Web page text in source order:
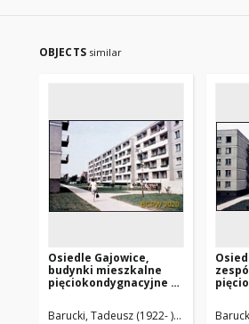
OBJECTS similar
Osiedle Gajowice,
budynki mieszkalne
pięciokondygnacyjne z
wnętrzem, Wrocław
Barucki, Tadeusz (1922- ). Fotograf